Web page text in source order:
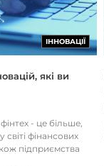
ІННОВАЦІЇ
які ви
- це більше,
фінансових
підприємства